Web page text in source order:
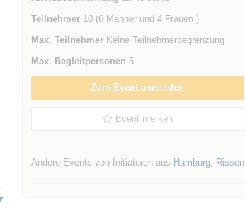
Teilnehmer10 (6 Männer und 4 Frauen )
Max. TeilnehmerKeine Teilnehmerbegrenzung
Max. Begleitpersonen 5
Zum Event anmelden
Event merken
Andere Events von Initiatoren aus Hamburg, Rissen